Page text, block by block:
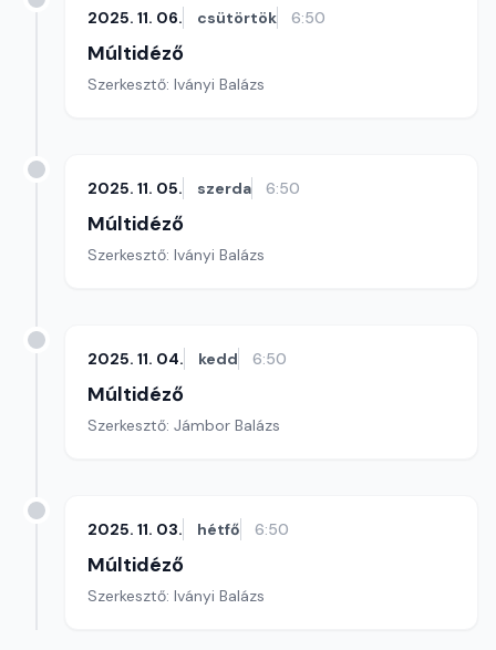
2025. 11. 06. csütörtök 6:50
Múltidéző
Szerkesztő: Iványi Balázs
2025. 11. 05. szerda 6:50
Múltidéző
Szerkesztő: Iványi Balázs
2025. 11. 04. kedd 6:50
Múltidéző
Szerkesztő: Jámbor Balázs
2025. 11. 03. hétfő 6:50
Múltidéző
Szerkesztő: Iványi Balázs